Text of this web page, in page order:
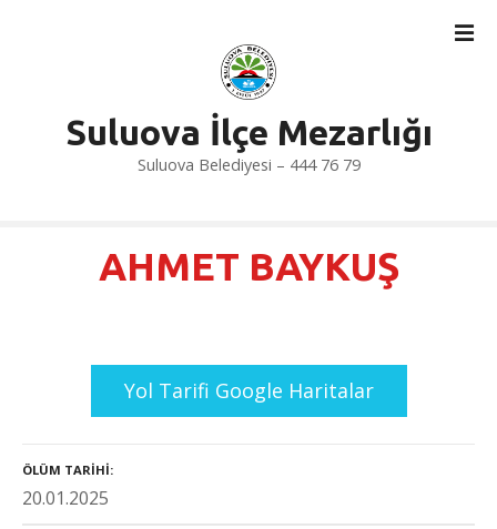
Suluova İlçe Mezarlığı
Suluova Belediyesi – 444 76 79
AHMET BAYKUŞ
Yol Tarifi Google Haritalar
ÖLÜM TARIHI
20.01.2025